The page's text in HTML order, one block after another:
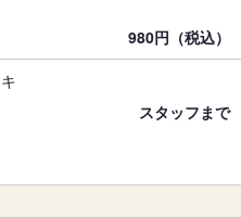
980円（税込）
スタッフまで